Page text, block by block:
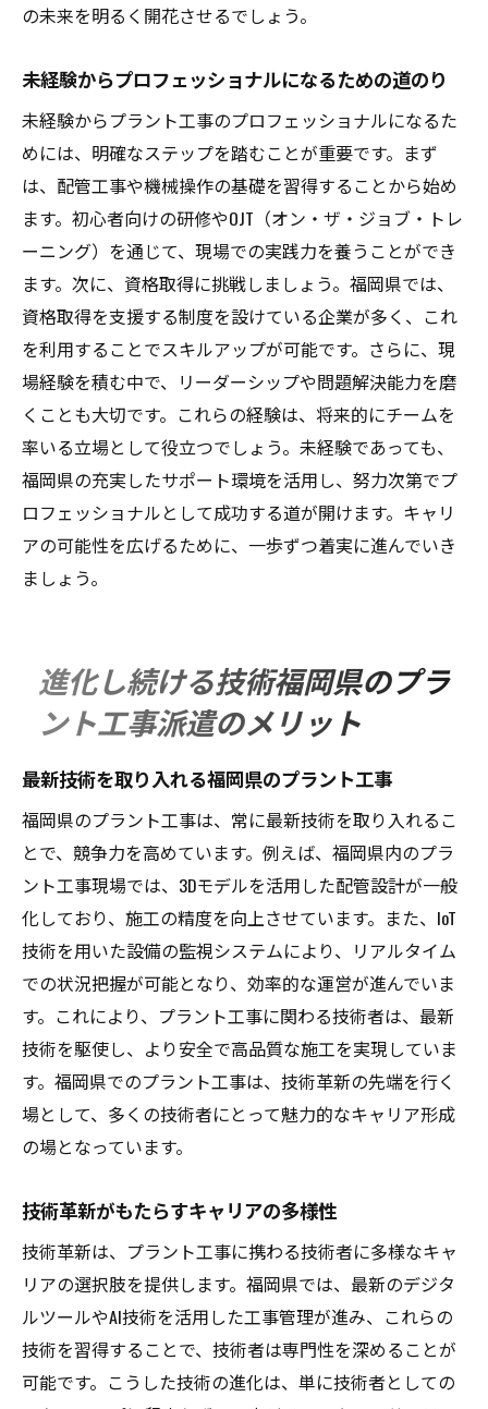
の未来を明るく開花させるでしょう。
未経験からプロフェッショナルになるための道のり
未経験からプラント工事のプロフェッショナルになるた
めには、明確なステップを踏むことが重要です。まず
は、配管工事や機械操作の基礎を習得することから始め
ます。初心者向けの研修やOJT（オン・ザ・ジョブ・トレ
ーニング）を通じて、現場での実践力を養うことができ
ます。次に、資格取得に挑戦しましょう。福岡県では、
資格取得を支援する制度を設けている企業が多く、これ
を利用することでスキルアップが可能です。さらに、現
場経験を積む中で、リーダーシップや問題解決能力を磨
くことも大切です。これらの経験は、将来的にチームを
率いる立場として役立つでしょう。未経験であっても、
福岡県の充実したサポート環境を活用し、努力次第でプ
ロフェッショナルとして成功する道が開けます。キャリ
アの可能性を広げるために、一歩ずつ着実に進んでいき
ましょう。
進化し続ける技術福岡県のプラ
ント工事派遣のメリット
最新技術を取り入れる福岡県のプラント工事
福岡県のプラント工事は、常に最新技術を取り入れるこ
とで、競争力を高めています。例えば、福岡県内のプラ
ント工事現場では、3Dモデルを活用した配管設計が一般
化しており、施工の精度を向上させています。また、IoT
技術を用いた設備の監視システムにより、リアルタイム
での状況把握が可能となり、効率的な運営が進んでいま
す。これにより、プラント工事に関わる技術者は、最新
技術を駆使し、より安全で高品質な施工を実現していま
す。福岡県でのプラント工事は、技術革新の先端を行く
場として、多くの技術者にとって魅力的なキャリア形成
の場となっています。
技術革新がもたらすキャリアの多様性
技術革新は、プラント工事に携わる技術者に多様なキャ
リアの選択肢を提供します。福岡県では、最新のデジタ
ルツールやAI技術を活用した工事管理が進み、これらの
技術を習得することで、技術者は専門性を深めることが
可能です。こうした技術の進化は、単に技術者としての